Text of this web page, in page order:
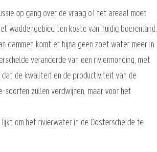
op gang over de vraag of het areaal moet
waddengebied ten koste van huidig boerenland.
dammen komt er bijna geen zoet water meer in
veranderde van een riviermonding, met
dat de kwaliteit en de productiviteit van de
soorten zullen verdwijnen, maar voor het
om het rivierwater in de Oosterschelde te